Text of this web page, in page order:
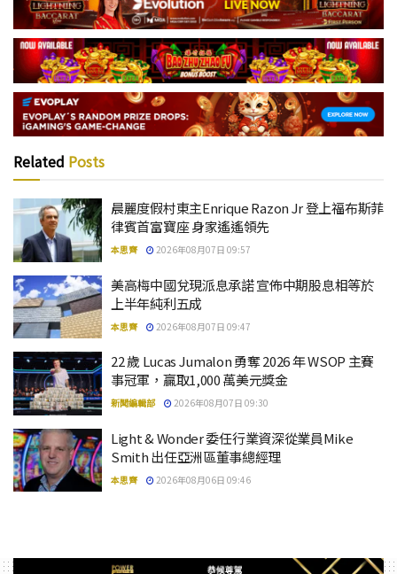
Related Posts
晨麗度假村東主Enrique Razon Jr 登上福布斯菲
律賓首富寶座 身家遙遙領先
本思齊 2026年08月07日 09:57
美高梅中國兌現派息承諾 宣佈中期股息相等於
上半年純利五成
本思齊 2026年08月07日 09:47
22 歲 Lucas Jumalon 勇奪 2026 年 WSOP 主賽
事冠軍，贏取1,000 萬美元獎金
新聞編輯部 2026年08月07日 09:30
Light & Wonder 委任行業資深從業員Mike
Smith 出任亞洲區董事總經理
本思齊 2026年08月06日 09:46